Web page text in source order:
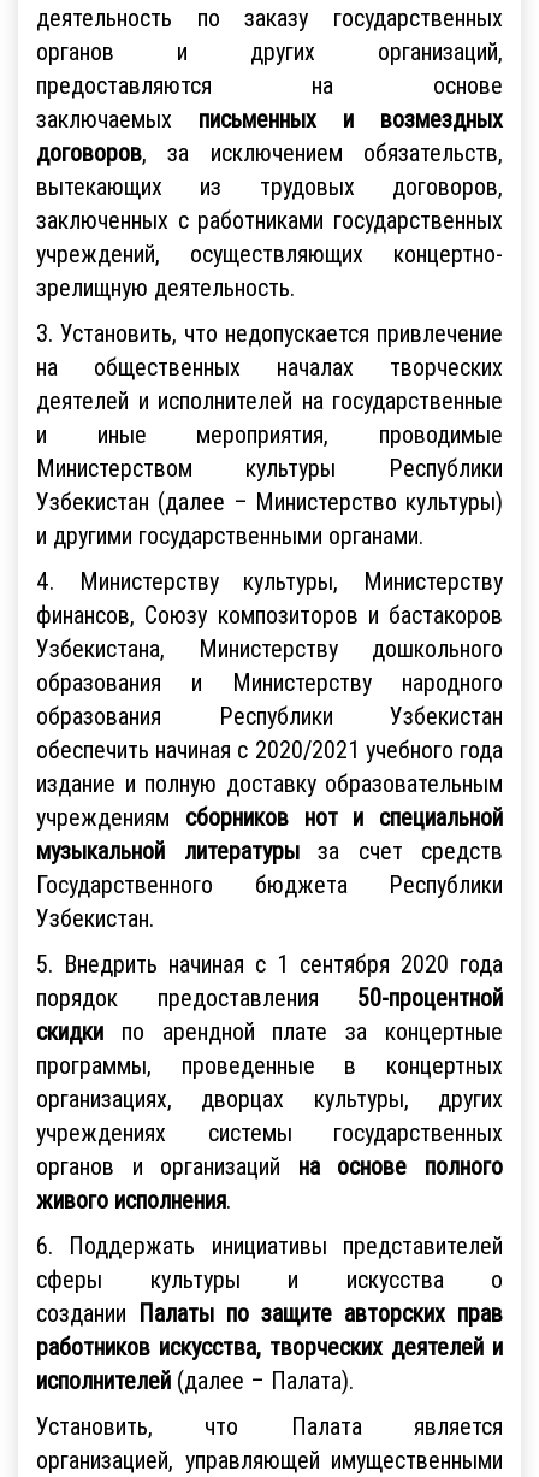
деятельность по заказу государственных
органов и других организаций,
предоставляются на основе
заключаемых письменных и возмездных
договоров, за исключением обязательств,
вытекающих из трудовых договоров,
заключенных с работниками государственных
учреждений, осуществляющих концертно-
зрелищную деятельность.
3. Установить, что недопускается привлечение
на общественных началах творческих
деятелей и исполнителей на государственные
и иные мероприятия, проводимые
Министерством культуры Республики
Узбекистан (далее – Министерство культуры)
и другими государственными органами.
4. Министерству культуры, Министерству
финансов, Союзу композиторов и бастакоров
Узбекистана, Министерству дошкольного
образования и Министерству народного
образования Республики Узбекистан
обеспечить начиная с 2020/2021 учебного года
издание и полную доставку образовательным
учреждениям сборников нот и специальной
музыкальной литературыза счет средств
Государственного бюджета Республики
Узбекистан.
5. Внедрить начиная с 1 сентября 2020 года
порядок предоставления 50-процентной
скидки по арендной плате за концертные
программы, проведенные в концертных
организациях, дворцах культуры, других
учреждениях системы государственных
органов и организаций на основе полного
живого исполнения.
6. Поддержать инициативы представителей
сферы культуры и искусства о
создании Палаты по защите авторских прав
работников искусства, творческих деятелей и
исполнителей (далее – Палата).
Установить, что Палата является
организацией, управляющей имущественными